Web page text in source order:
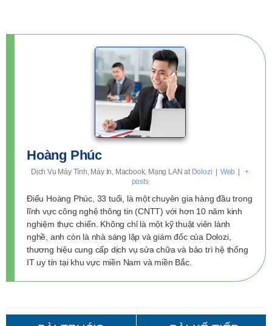
Hoàng Phúc
Dịch Vụ Máy Tính, Máy In, Macbook, Mạng LAN at Dolozi | Web |
+
posts
Điểu Hoàng Phúc, 33 tuổi, là một chuyên gia hàng đầu trong
lĩnh vực công nghệ thông tin (CNTT) với hơn 10 năm kinh
nghiệm thực chiến. Không chỉ là một kỹ thuật viên lành
nghề, anh còn là nhà sáng lập và giám đốc của Dolozi,
thương hiệu cung cấp dịch vụ sửa chữa và bảo trì hệ thống
IT uy tín tại khu vực miền Nam và miền Bắc.